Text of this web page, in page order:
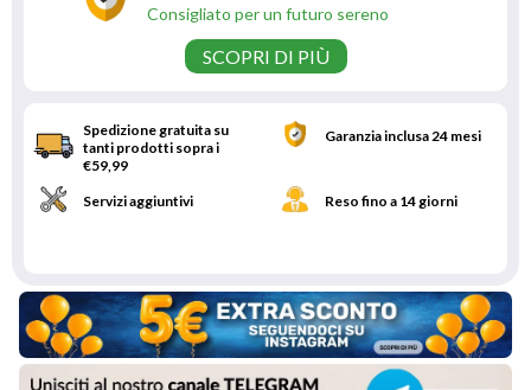
Consigliato per un futuro sereno
SCOPRI DI PIÙ
Spedizione gratuita su
tanti prodotti sopra i
€59,99
Garanzia inclusa 24 mesi
Servizi aggiuntivi Reso fino a 14 giorni